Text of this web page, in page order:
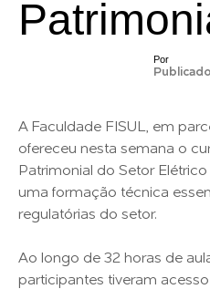
Por
A Faculdade FISUL, em
ofereceu nesta semana o
Patrimonial do Setor
uma formação técnica
regulatórias do setor.
Ao longo de 32 horas de
participantes tiveram